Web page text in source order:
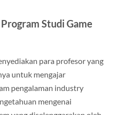
Studi Game
para profesor yang
untuk mengajar
pengalaman industry
mengenai